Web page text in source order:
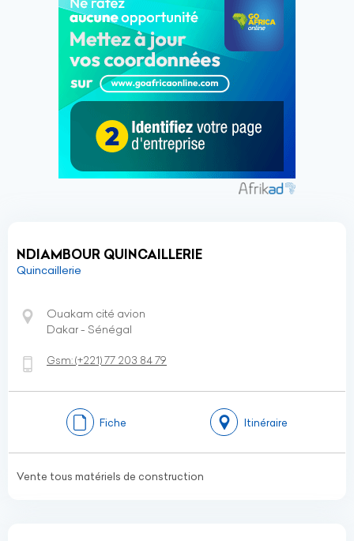
NDIAMBOUR QUINCAILLERIE
Quincaillerie
Ouakam cité avion
Dakar - Sénégal
Gsm:(+221)77 203 84 79
Fiche Itinéraire
Vente tous matériels de construction